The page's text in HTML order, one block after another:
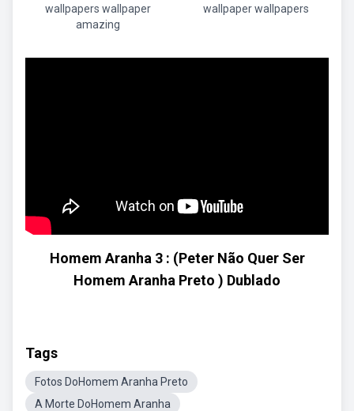
wallpapers wallpaper
amazing
wallpaper wallpapers
Homem Aranha 3 : (Peter Não Quer Ser
Homem Aranha Preto ) Dublado
Tags
Fotos DoHomem Aranha Preto
A Morte DoHomem Aranha